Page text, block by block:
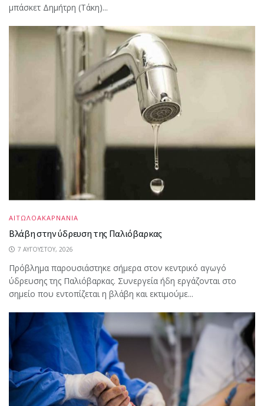
μπάσκετ Δημήτρη (Τάκη)...
ΑΙΤΩΛΟΑΚΑΡΝΑΝΙΑ
Βλάβη στην ύδρευση της Παλιόβαρκας
7 ΑΥΓΟΎΣΤΟΥ, 2026
Πρόβλημα παρουσιάστηκε σήμερα στον κεντρικό αγωγό
ύδρευσης της Παλιόβαρκας. Συνεργεία ήδη εργάζονται στο
σημείο που εντοπίζεται η βλάβη και εκτιμούμε...